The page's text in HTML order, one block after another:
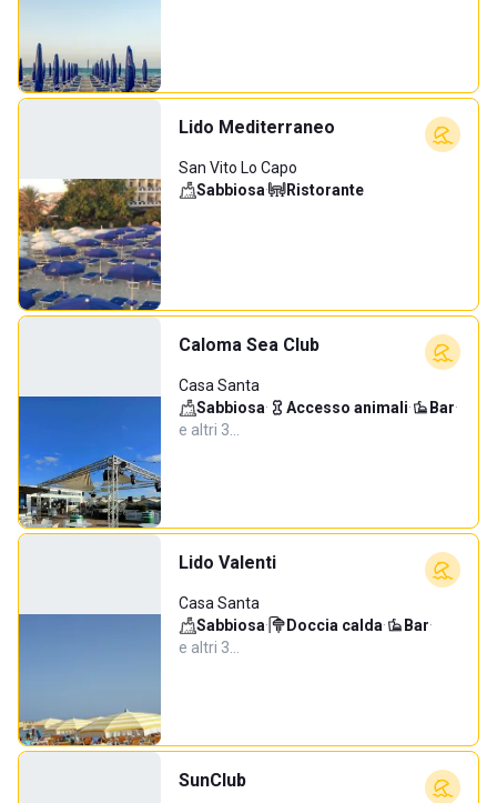
Lido Mediterraneo
San Vito Lo Capo
Sabbiosa· Ristorante
Caloma Sea Club
Casa Santa
Sabbiosa· Accesso animali· Bar·
e altri 3…
Lido Valenti
Casa Santa
Sabbiosa· Doccia calda· Bar·
e altri 3…
SunClub